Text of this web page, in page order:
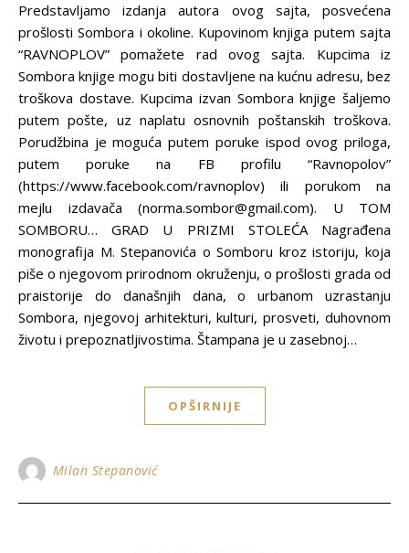
Predstavljamo izdanja autora ovog sajta, posvećena
prošlosti Sombora i okoline. Kupovinom knjiga putem sajta
“RAVNOPLOV” pomažete rad ovog sajta. Kupcima iz
Sombora knjige mogu biti dostavljene na kućnu adresu, bez
troškova dostave. Kupcima izvan Sombora knjige šaljemo
putem pošte, uz naplatu osnovnih poštanskih troškova.
Porudžbina je moguća putem poruke ispod ovog priloga,
putem poruke na FB profilu “Ravnopolov”
(https://www.facebook.com/ravnoplov) ili porukom na
mejlu izdavača (norma.sombor@gmail.com). U TOM
SOMBORU… GRAD U PRIZMI STOLEĆA Nagrađena
monografija M. Stepanovića o Somboru kroz istoriju, koja
piše o njegovom prirodnom okruženju, o prošlosti grada od
praistorije do današnjih dana, o urbanom uzrastanju
Sombora, njegovoj arhitekturi, kulturi, prosveti, duhovnom
životu i prepoznatljivostima. Štampana je u zasebnoj…
OPŠIRNIJE
Milan Stepanović